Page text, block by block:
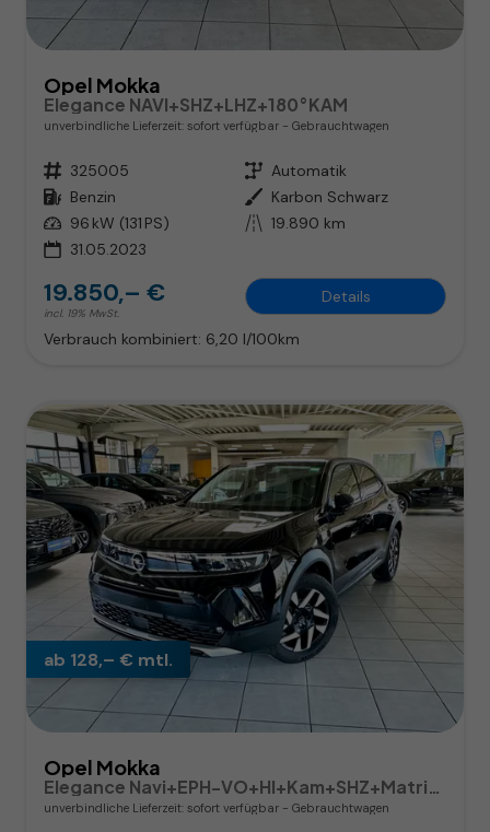
Opel Mokka
Elegance NAVI+SHZ+LHZ+180°KAM
unverbindliche Lieferzeit: sofort verfügbar Gebrauchtwagen
Fahrzeugnr. 325005 Getriebe Automatik
Kraftstoff Benzin Außenfarbe Karbon Schwarz
Leistung 96 kW (131 PS) Kilometerstand 19.890 km
31.05.2023
19.850,– €
incl. 19% MwSt.
Details
Verbrauch kombiniert: 6,20 l/100km
ab 128,– € mtl.
Opel Mokka
unverbindliche Lieferzeit: sofort verfügbar Gebrauchtwagen